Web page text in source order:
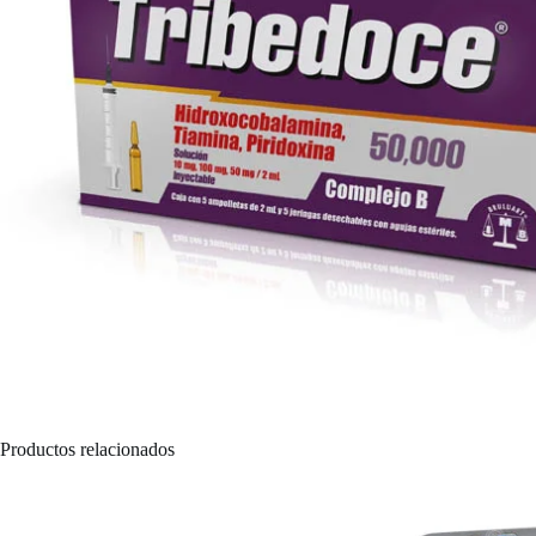
Productos relacionados